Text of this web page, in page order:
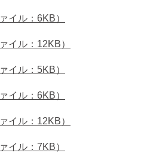
イル：6KB）
イル：12KB）
イル：5KB）
イル：6KB）
イル：12KB）
イル：7KB）